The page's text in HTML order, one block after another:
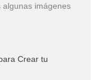
algunas imágenes
Crear tu